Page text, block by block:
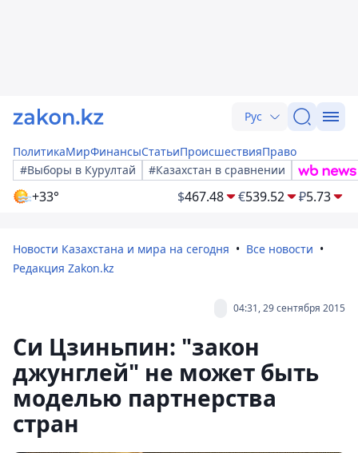
Рус
ПолитикаМирФинансыСтатьиПроисшествияПраво
#Выборы в Курултай
#Казахстан в сравнении
+33° $467.48 €539.52 ₽5.73
Новости Казахстана и мира на сегодня
Все новости
Редакция Zakon.kz
04:31, 29 сентября 2015
Си Цзиньпин: "закон
джунглей" не может быть
моделью партнерства
стран